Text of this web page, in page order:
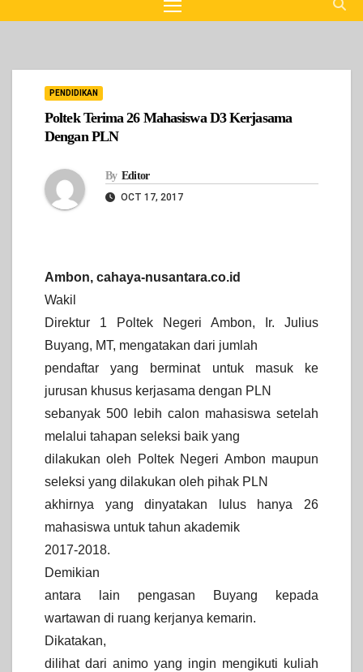
PENDIDIKAN
Poltek Terima 26 Mahasiswa D3 Kerjasama
Dengan PLN
By Editor
OCT 17, 2017
Ambon, cahaya-nusantara.co.id
Wakil
Direktur 1 Poltek Negeri Ambon, Ir. Julius
Buyang, MT, mengatakan dari jumlah
pendaftar yang berminat untuk masuk ke
jurusan khusus kerjasama dengan PLN
sebanyak 500 lebih calon mahasiswa setelah
melalui tahapan seleksi baik yang
dilakukan oleh Poltek Negeri Ambon maupun
seleksi yang dilakukan oleh pihak PLN
akhirnya yang dinyatakan lulus hanya 26
mahasiswa untuk tahun akademik
2017-2018.
Demikian
antara lain pengasan Buyang kepada
wartawan di ruang kerjanya kemarin.
Dikatakan,
dilihat dari animo yang ingin mengikuti kuliah